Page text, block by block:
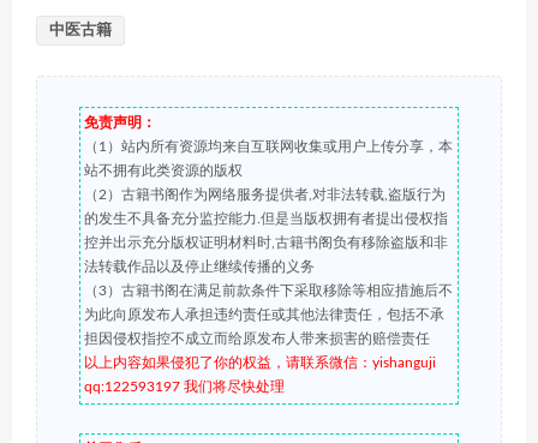
中医古籍
免责声明：
（1）站内所有资源均来自互联网收集或用户上传分享，本
站不拥有此类资源的版权
（2）古籍书阁作为网络服务提供者,对非法转载,盗版行为
的发生不具备充分监控能力.但是当版权拥有者提出侵权指
控并出示充分版权证明材料时,古籍书阁负有移除盗版和非
法转载作品以及停止继续传播的义务
（3）古籍书阁在满足前款条件下采取移除等相应措施后不
为此向原发布人承担违约责任或其他法律责任，包括不承
担因侵权指控不成立而给原发布人带来损害的赔偿责任
以上内容如果侵犯了你的权益，请联系微信：yishanguji
qq:122593197 我们将尽快处理